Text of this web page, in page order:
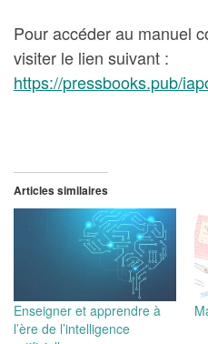
Pour accéder au manuel
visiter le lien suivant :
https://pressbooks.pub/
Articles similaires
Enseigner et apprendre à
l’ère de l’intelligence